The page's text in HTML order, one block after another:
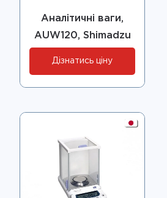
Аналітичні ваги,
AUW120, Shimadzu
Дізнатись ціну